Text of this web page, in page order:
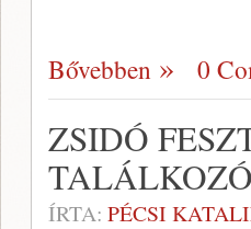
Bővebben 0
ZSIDÓ
ÍRTA: PÉCSI